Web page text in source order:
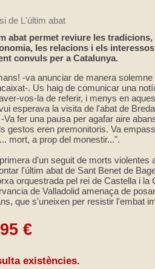
de L'últim abat
abat permet reviure les
les relacions i els
convuls per a Catalunya.
-va anunciar de manera
. Us haig de comunicar una
vos-la de referir, i menys en
esperava la visita de l'abat de
Va fer una pausa per agafar aire
gestos eren premonitoris. Va
mort, a prop del monestir...".
d'un seguit de morts violentes
l'últim abat de Sant Benet de
orquestrada pel rei de Castella i la
de Valladolid amenaça de
que s'uneixen per resistir l'embat
€
existències.